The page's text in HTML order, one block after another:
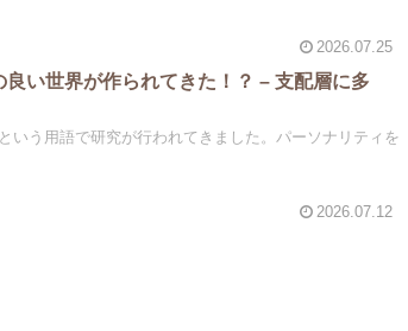
2026.07.25
良い世界が作られてきた！？ – 支配層に多
いう用語で研究が行われてきました。パーソナリティを
2026.07.12